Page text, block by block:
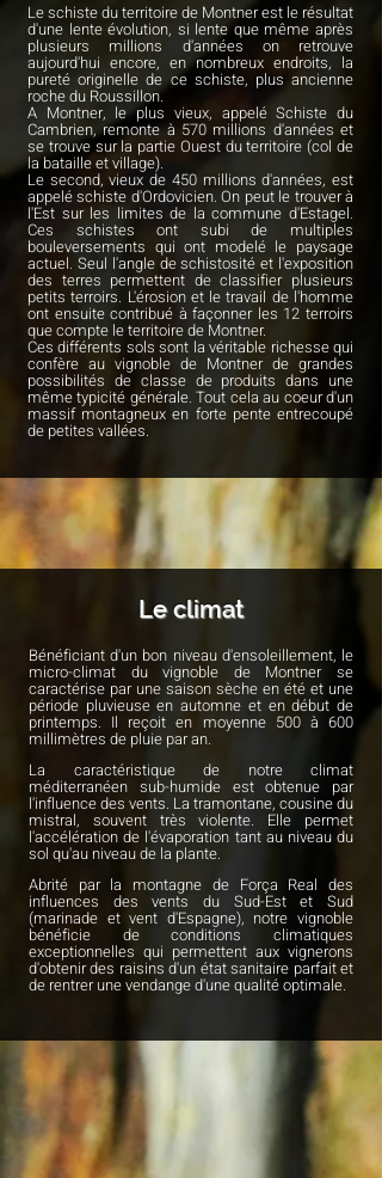
Le schiste du territoire de Montner est le résultat
d'une lente évolution, si lente que même après
plusieurs millions d'années on retrouve
aujourd'hui encore, en nombreux endroits, la
pureté originelle de ce schiste, plus ancienne
roche du Roussillon.
A Montner, le plus vieux, appelé Schiste du
Cambrien, remonte à 570 millions d'années et
se trouve sur la partie Ouest du territoire (col de
la bataille et village).
Le second, vieux de 450 millions d'années, est
appelé schiste d'Ordovicien. On peut le trouver à
l'Est sur les limites de la commune d'Estagel.
Ces schistes ont subi de multiples
bouleversements qui ont modelé le paysage
actuel. Seul l'angle de schistosité et l'exposition
des terres permettent de classifier plusieurs
petits terroirs. L'érosion et le travail de l'homme
ont ensuite contribué à façonner les 12 terroirs
que compte le territoire de Montner.
Ces différents sols sont la véritable richesse qui
confère au vignoble de Montner de grandes
possibilités de classe de produits dans une
même typicité générale. Tout cela au coeur d'un
massif montagneux en forte pente entrecoupé
de petites vallées.
Le climat
Bénéficiant d'un bon niveau d'ensoleillement, le
micro-climat du vignoble de Montner se
caractérise par une saison sèche en été et une
période pluvieuse en automne et en début de
printemps. Il reçoit en moyenne 500 à 600
millimètres de pluie par an.
La caractéristique de notre climat
méditerranéen sub-humide est obtenue par
l'influence des vents. La tramontane, cousine du
mistral, souvent très violente. Elle permet
l'accélération de l'évaporation tant au niveau du
sol qu'au niveau de la plante.
Abrité par la montagne de Força Real des
influences des vents du Sud-Est et Sud
(marinade et vent d'Espagne), notre vignoble
bénéficie de conditions climatiques
exceptionnelles qui permettent aux vignerons
d'obtenir des raisins d'un état sanitaire parfait et
de rentrer une vendange d'une qualité optimale.